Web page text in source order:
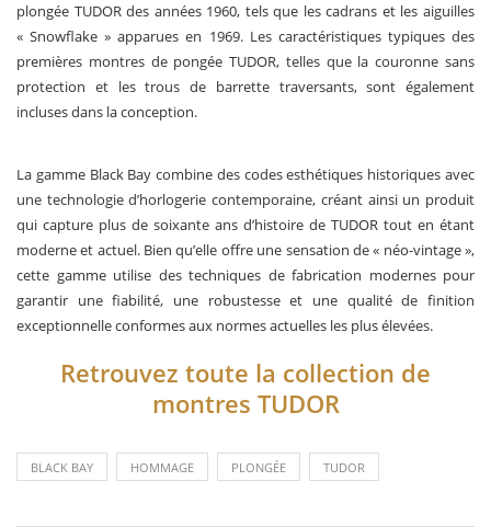
plongée TUDOR des années 1960, tels que les cadrans et les aiguilles
« Snowflake » apparues en 1969. Les caractéristiques typiques des
premières montres de pongée TUDOR, telles que la couronne sans
protection et les trous de barrette traversants, sont également
incluses dans la conception.
La gamme Black Bay combine des codes esthétiques historiques avec
une technologie d’horlogerie contemporaine, créant ainsi un produit
qui capture plus de soixante ans d’histoire de TUDOR tout en étant
moderne et actuel. Bien qu’elle offre une sensation de « néo-vintage »,
cette gamme utilise des techniques de fabrication modernes pour
garantir une fiabilité, une robustesse et une qualité de finition
exceptionnelle conformes aux normes actuelles les plus élevées.
Retrouvez toute la collection de
montres TUDOR
BLACK BAY HOMMAGE PLONGÉE TUDOR